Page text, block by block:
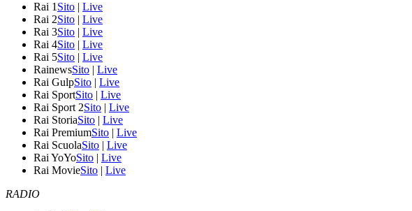
Rai 1 Sito | Live
Rai 2Sito | Live
Rai 3Sito | Live
Rai 4Sito | Live
Rai 5Sito | Live
RainewsSito | Live
Rai GulpSito | Live
Rai SportSito | Live
Rai Sport 2Sito | Live
Rai StoriaSito | Live
Rai PremiumSito | Live
Rai ScuolaSito | Live
Rai YoYoSito | Live
Rai MovieSito | Live
RADIO